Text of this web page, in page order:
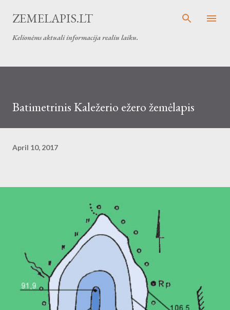
Skip to main content
ZEMELAPIS.LT
Kelionėms aktuali informacija realiu laiku.
Batimetrinis Kaležerio ežero žemėlapis
April 10, 2017